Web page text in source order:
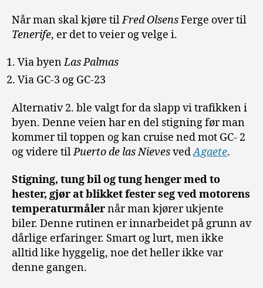
Når man skal kjøre tilFred OlsensFerge over til
Tenerife, er det to veier og velge i.
Via byenLas Palmas
Via GC-3 og GC-23
Alternativ 2. ble valgt for da slapp vi trafikken i
byen. Denne veien har en del stigning før man
kommer til toppen og kan cruise ned mot GC- 2
og videre tilPuerto de las NievesvedAgaete.
Stigning, tung bil og tung henger med to
hester, gjør at blikket fester seg ved motorens
temperaturmålernår man kjører ukjente
biler. Denne rutinen er innarbeidet på grunn av
dårlige erfaringer. Smart og lurt, men ikke
alltid like hyggelig, noe det heller ikke var
denne gangen.